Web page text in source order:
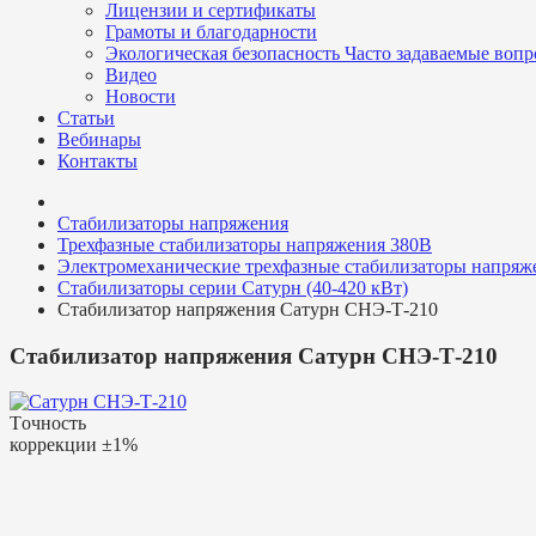
Лицензии и сертификаты
Грамоты и благодарности
Экологическая безопасность Часто задаваемые
Видео
Новости
Статьи
Вебинары
Контакты
Стабилизаторы напряжения
Трехфазные стабилизаторы напряжения 380В
Электромеханические трехфазные стабилизаторы
Стабилизаторы серии Сатурн (40-420 кВт)
Стабилизатор напряжения Сатурн СНЭ-Т-210
Стабилизатор напряжения Сатурн СНЭ-Т-210
Tочность
коррекции ±1%